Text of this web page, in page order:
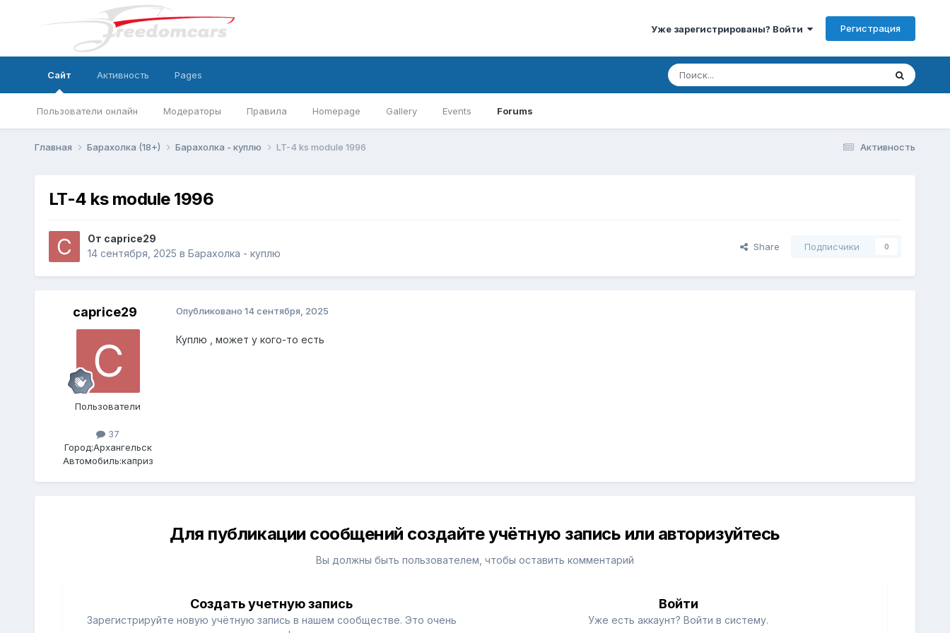
Уже зарегистрированы? Войти Регистрация
Сайт
Пользователи онлайн Модераторы Правила Homepage Gallery Events Forums
Активность Pages
Активность
Главная Барахолка (18+) Барахолка - куплю LT-4 ks module 1996
LT-4 ks module 1996
От caprice29
14 сентября, 2025 в Барахолка - куплю
Share Подписчики 0
caprice29
Пользователи
37
Город:Архангельск
Автомобиль:каприз
Опубликовано 14 сентября, 2025
Куплю , может у кого-то есть
Для публикации сообщений создайте учётную запись или авторизуйтесь
Вы должны быть пользователем, чтобы оставить комментарий
Создать учетную запись
Зарегистрируйте новую учётную запись в нашем сообществе. Это очень
Войти
Уже есть аккаунт? Войти в систему.